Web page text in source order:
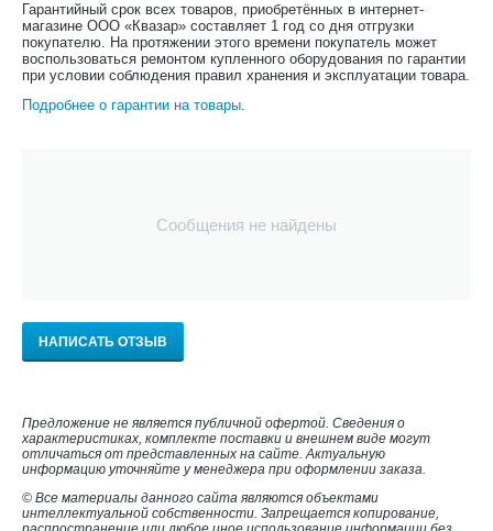
Гарантийный срок всех товаров, приобретённых в интернет-
магазине ООО «Квазар» составляет 1 год со дня отгрузки
покупателю. На протяжении этого времени покупатель может
воспользоваться ремонтом купленного оборудования по гарантии
при условии соблюдения правил хранения и эксплуатации товара.
Подробнее о гарантии на товары.
Сообщения не найдены
НАПИСАТЬ ОТЗЫВ
Предложение не является публичной офертой. Сведения о
характеристиках, комплекте поставки и внешнем виде могут
отличаться от представленных на сайте. Актуальную
информацию уточняйте у менеджера при оформлении заказа.
© Все материалы данного сайта являются объектами
интеллектуальной собственности. Запрещается копирование,